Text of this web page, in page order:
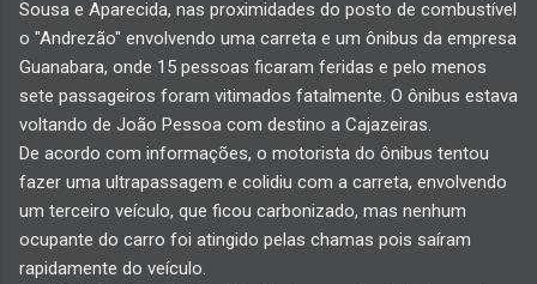
Sousa e Aparecida, nas proximidades do posto de combustível
o "Andrezão" envolvendo uma carreta e um ônibus da empresa
Guanabara, onde 15 pessoas ficaram feridas e pelo menos
sete passageiros foram vitimados fatalmente. O ônibus estava
voltando de João Pessoa com destino a Cajazeiras.
De acordo com informações, o motorista do ônibus tentou
fazer uma ultrapassagem e colidiu com a carreta, envolvendo
um terceiro veículo, que ficou carbonizado, mas nenhum
ocupante do carro foi atingido pelas chamas pois saíram
rapidamente do veículo.